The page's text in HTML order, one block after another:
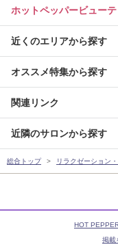
ホットペッパービュー
近くのエリアから探す
オススメ特集から探す
関連リンク
近隣のサロンから探す
総合トップ リラクゼーション
HOT
掲載